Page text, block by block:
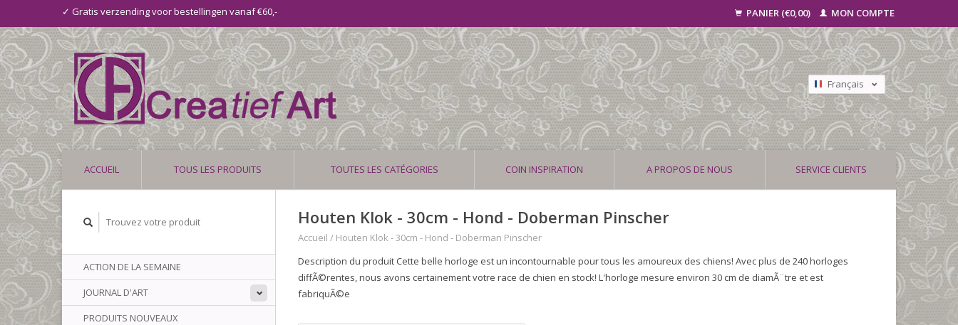
✓ Gratis verzending voor bestellingen vanaf €60,- PANIER (€0,00) MON COMPTE
Français
Nederlands
Deutsch
ACCUEIL TOUS LES PRODUITS TOUTES LES CATÉGORIES COIN INSPIRATION A PROPOS DE NOUS SERVICE CLIENTS
ACTION DE LA SEMAINE
JOURNAL D'ART
PRODUITS NOUVEAUX
Houten Klok - 30cm - Hond - Doberman Pinscher
Accueil / Houten Klok - 30cm - Hond - Doberman Pinscher
Description du produit Cette belle horloge est un incontournable pour tous les amoureux des chiens! Avec plus de 240 horloges
diffÃ©rentes, nous avons certainement votre race de chien en stock! L'horloge mesure environ 30 cm de diamÃ¨tre et est
fabriquÃ©e